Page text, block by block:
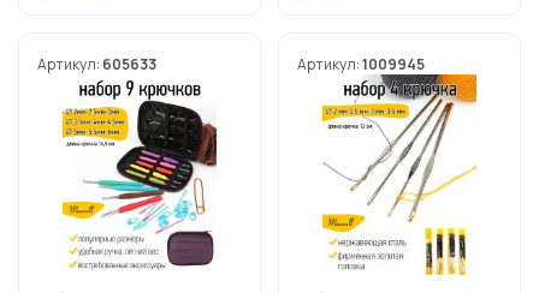
Артикул: 605633 Артикул:1009945